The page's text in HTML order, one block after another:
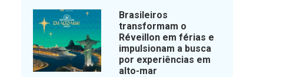
Brasileiros
transformam o
Réveillon em férias e
impulsionam a busca
por experiências em
alto-mar